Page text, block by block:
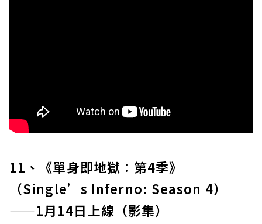
11、《單身即地獄：第4季》
（Single’s Inferno: Season 4）
——1月14日上線（影集）